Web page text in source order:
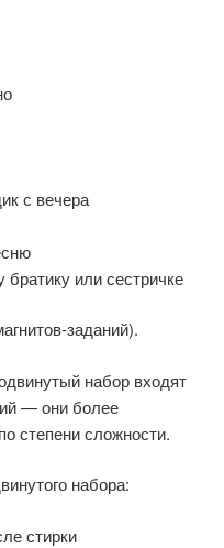
с вечера
или сестричке
заданий).
набор входят
— они более
степени сложности.
набора:
стирки